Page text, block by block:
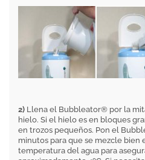
2) Llena el Bubbleator® por la
hielo. Si el hielo es en bloques
en trozos pequeños. Pon el
minutos para que se mezcle bien
temperatura del agua para